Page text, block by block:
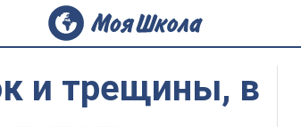
и трещины, в